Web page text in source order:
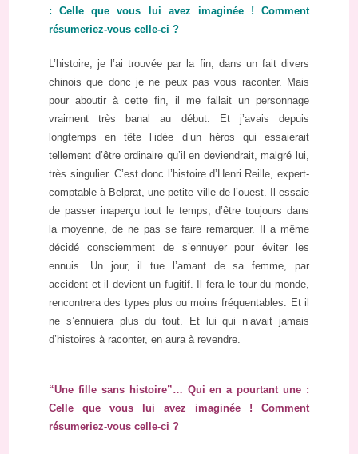
: Celle que vous lui avez imaginée ! Comment
résumeriez-vous celle-ci ?
L’histoire, je l’ai trouvée par la fin, dans un fait divers
chinois que donc je ne peux pas vous raconter. Mais
pour aboutir à cette fin, il me fallait un personnage
vraiment très banal au début. Et j’avais depuis
longtemps en tête l’idée d’un héros qui essaierait
tellement d’être ordinaire qu’il en deviendrait, malgré lui,
très singulier. C’est donc l’histoire d’Henri Reille, expert-
comptable à Belprat, une petite ville de l’ouest. Il essaie
de passer inaperçu tout le temps, d’être toujours dans
la moyenne, de ne pas se faire remarquer. Il a même
décidé consciemment de s’ennuyer pour éviter les
ennuis. Un jour, il tue l’amant de sa femme, par
accident et il devient un fugitif. Il fera le tour du monde,
rencontrera des types plus ou moins fréquentables. Et il
ne s’ennuiera plus du tout. Et lui qui n’avait jamais
d’histoires à raconter, en aura à revendre.
“Une fille sans histoire”… Qui en a pourtant une :
Celle que vous lui avez imaginée ! Comment
résumeriez-vous celle-ci ?